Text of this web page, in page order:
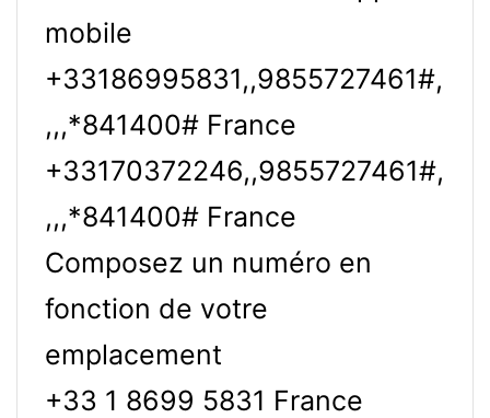
mobile
+33186995831,,9855727461#,
,,,*841400# France
+33170372246,,9855727461#,
,,,*841400# France
Composez un numéro en
fonction de votre
emplacement
+33 1 8699 5831 France